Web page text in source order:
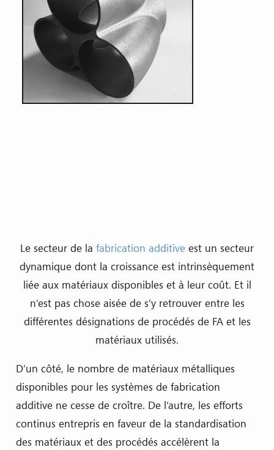
Le secteur de la fabrication additive est un secteur
dynamique dont la croissance est intrinsèquement
liée aux matériaux disponibles et à leur coût. Et il
n’est pas chose aisée de s’y retrouver entre les
différentes désignations de procédés de FA et les
matériaux utilisés.
D’un côté, le nombre de matériaux métalliques
disponibles pour les systèmes de fabrication
additive ne cesse de croître. De l’autre, les efforts
continus entrepris en faveur de la standardisation
des matériaux et des procédés accélèrent la